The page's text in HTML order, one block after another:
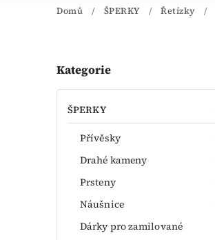
novinky
Domů / ŠPERKY / Řetízky /
Kategorie
ŠPERKY
Přívěsky
Drahé kameny
Prsteny
Náušnice
Dárky pro zamilované